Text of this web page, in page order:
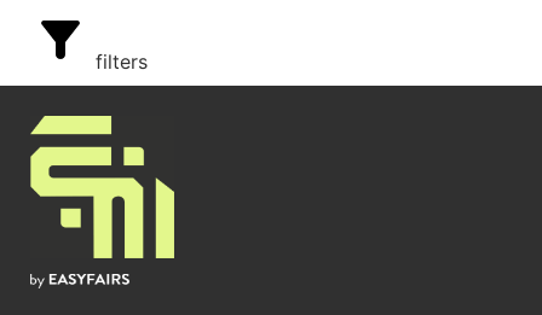
filters